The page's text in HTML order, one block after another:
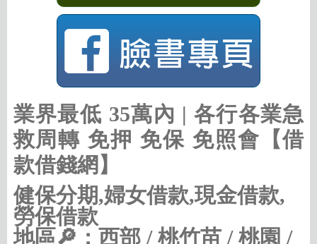
業界最低 35萬內 | 各行各業急
救周轉 免押 免保 免照會【借
款借錢網】
健保分期,婦女借款,現金借款,
勞保借款
地區🔎：西部 / 桃竹苗 / 桃園 /